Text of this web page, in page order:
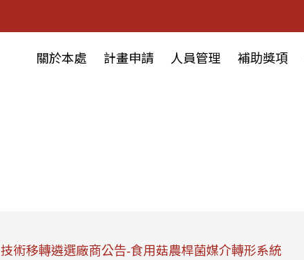
關於本處 計畫申請 人員管理 補助獎項
技術移轉遴選廠商公告-食用菇農桿菌媒介轉形系統